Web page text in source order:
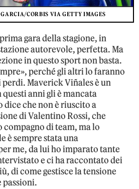
GARCIA/CORBIS VIA GETTY IMAGES
gara della stagione, in
autorevole, perfetta. Ma
in questo sport non basta.
perché gli altri lo faranno
perdi. Maverick Viñales è un
anni gli è mancata
dice che non è riuscito a
di Valentino Rossi, che
compagno di team, ma lo
è sempre stata una
me, da lui ho imparato tante
e ci ha raccontato dei
di come gestisce la tensione
passioni.